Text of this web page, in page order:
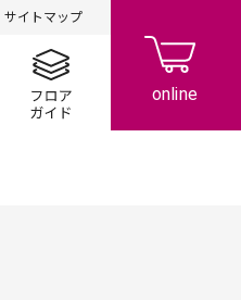
サイトマップ
サービスガイドフロアガイド